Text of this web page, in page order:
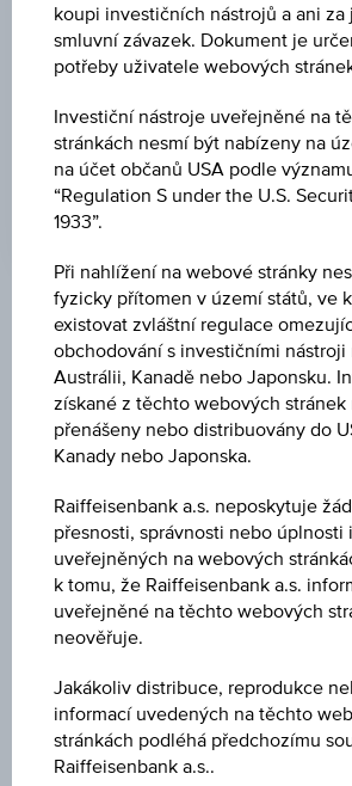
-
MINIMUM
-
POSLEDNÍ AKTUALIZACE
Tržní data
No data found
Klíčové údaje
Důležité hodnoty
1D
1M
koupi investičních nástrojů a ani za
smluvní závazek. Dokument je
potřeby uživatele webových
Investiční nástroje uveřejněné na
stránkách nesmí být nabízeny na
na účet občanů USA podle
“Regulation S under the U.S.
1933”.
Při nahlížení na webové stránky
fyzicky přítomen v území států, ve
existovat zvláštní regulace
obchodování s investičními nástroji
Austrálii, Kanadě nebo Japonsku.
získané z těchto webových stránek
přenášeny nebo distribuovány do
Kanady nebo Japonska.
Raiffeisenbank a.s. neposkytuje
přesnosti, správnosti nebo úplnosti
uveřejněných na webových
k tomu, že Raiffeisenbank a.s.
uveřejněné na těchto webových
neověřuje.
Jakákoliv distribuce, reprodukce
informací uvedených na těchto
stránkách podléhá předchozímu
Raiffeisenbank a.s..